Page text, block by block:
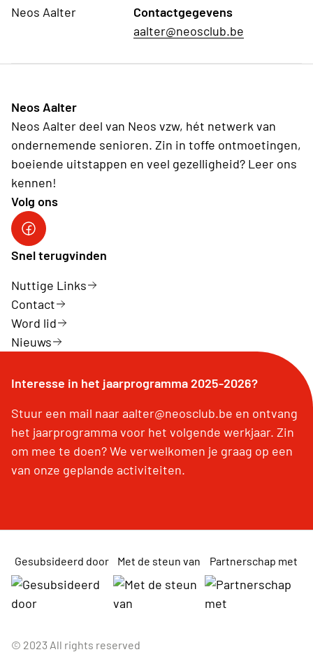
Neos Aalter
Contactgegevens
aalter@neosclub.be
Neos Aalter
Neos Aalter deel van Neos vzw, hét netwerk van
ondernemende senioren. Zin in toffe ontmoetingen,
boeiende uitstappen en veel gezelligheid? Leer ons
kennen!
Volg ons
Link naar Neos Aalter Facebook
Snel terugvinden
Nuttige Links
Contact
Word lid
Nieuws
Interesse in het jaarprogramma 2025-2026?
Stuur een mail naar aalter@neosclub.be en ontvang
het jaarprogramma voor het volgende werkjaar. Zin
om mee te doen? We verwelkomen je graag op een
van onze geplande activiteiten.
Gesubsideerd door Met de steun van Partnerschap met
© 2023 All rights reserved